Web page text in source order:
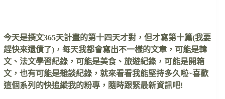
今天是撰文365天計畫的第十四天才對，但才寫第十篇(我要
趕快來還債了)，每天我都會寫出不一樣的文章，可能是韓
文、法文學習紀錄，可能是美食、旅遊紀錄，可能是開箱
文，也有可能是雜談紀錄，就來看看我能堅持多久啦~喜歡
這個系列的快追縱我的粉專，隨時跟緊最新資訊吧!